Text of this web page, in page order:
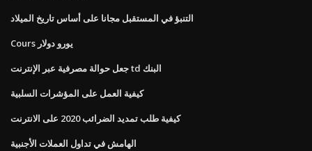
التنبؤ في المستقبل مجانا على أساس تاريخ الميلاد
Cours يورو دولار
جعل حوالة مصرفية عبر الإنترنت td البنك
كيفية العمل على المؤشرات السلبية
كيفية طلب تمديد الضرائب 2020 على الانترنت
الهامش في تداول العملات الأجنبية